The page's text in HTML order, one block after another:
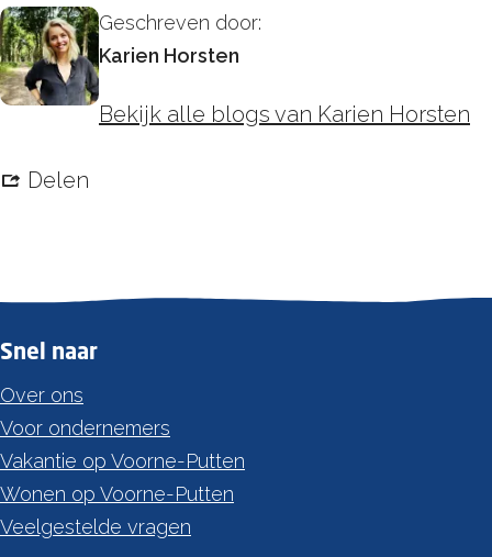
Geschreven door:
Karien Horsten
Bekijk alle blogs van Karien Horsten
Delen
Snel naar
Over ons
Voor ondernemers
Vakantie op Voorne-Putten
Wonen op Voorne-Putten
Veelgestelde vragen